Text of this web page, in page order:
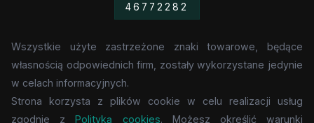
46772282
Wszystkie użyte zastrzeżone znaki towarowe, będące
własnością odpowiednich firm, zostały wykorzystane jedynie
w celach informacyjnych.
Strona korzysta z plików cookie w celu realizacji usług
zgodnie zPolityką cookies. Możesz określić warunki